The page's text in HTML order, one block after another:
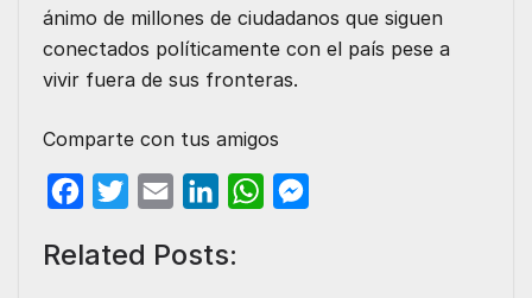
ánimo de millones de ciudadanos que siguen
conectados políticamente con el país pese a
vivir fuera de sus fronteras.
Comparte con tus amigos
c
i
a
n
W
Related Posts: